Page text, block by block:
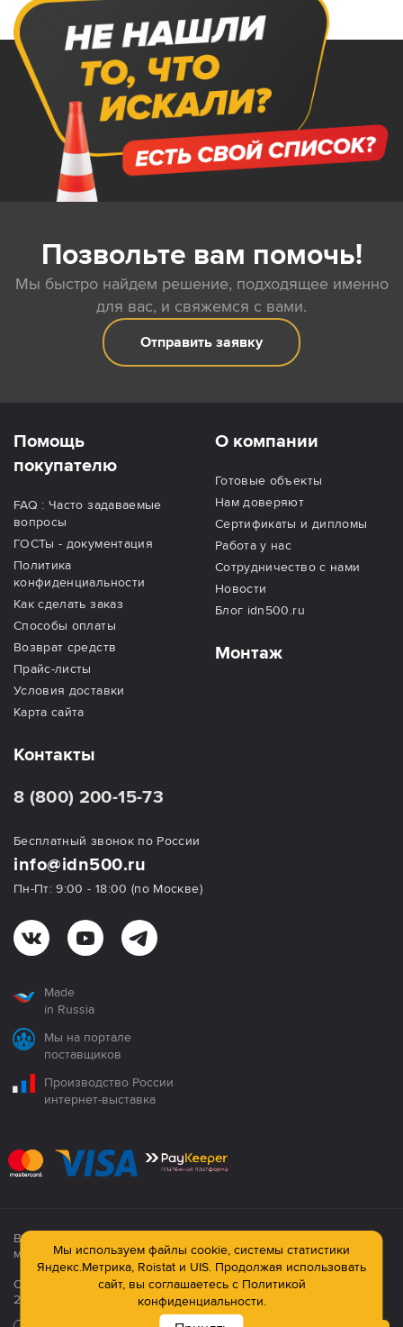
Позвольте вам помочь!
Мы быстро найдем решение, подходящее именно
для вас, и свяжемся с вами.
Отправить заявку
Помощь
покупателю
FAQ : Часто задаваемые
вопросы
ГОСТы - документация
Политика
конфиденциальности
Как сделать заказ
Способы оплаты
Возврат средств
Прайс-листы
Условия доставки
Карта сайта
О компании
Готовые объекты
Нам доверяют
Сертификаты и дипломы
Работа у нас
Сотрудничество с нами
Новости
Блог idn500.ru
Монтаж
Контакты
8 (800) 200-15-73
Бесплатный звонок по России
info@idn500.ru
Пн-Пт: 9:00 - 18:00 (по Москве)
Made
in Russia
Мы на портале
поставщиков
Производство России
интернет-выставка
Все продукция сертифицирована. Использование
материалов сайта строго запрещено!
Официальный сайт компании: © ООО ПК «Технология»,
2003—2026
Мы используем файлы cookie, системы статистики
Яндекс.Метрика, Roistat и UIS. Продолжая использовать
сайт, вы соглашаетесь с Политикой
конфиденциальности.